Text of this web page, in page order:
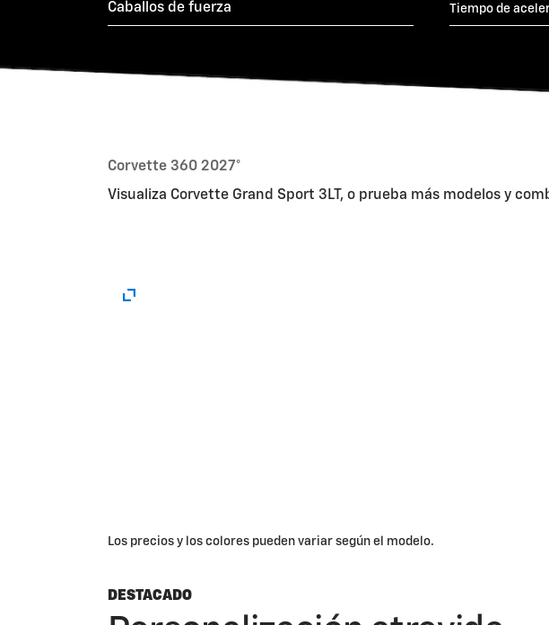
Caballos de fuerza Tiempo de
Corvette 360 2027°
Visualiza Corvette Grand Sport 3LT, o prueba más modelos y
Los precios y los colores pueden variar según el modelo.
DESTACADO